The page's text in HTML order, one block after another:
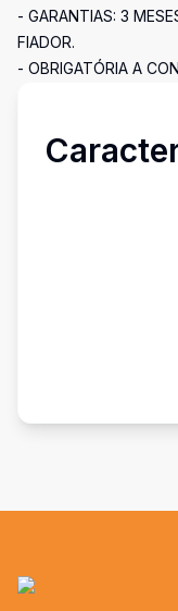
- GARANTIAS: 3
FIADOR.
- OBRIGATÓRIA A